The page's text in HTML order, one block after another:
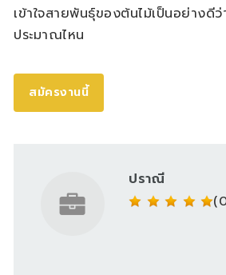
เข้าใจสายพันธุ์ของต้นไม้เป็นอย่างดี
ประมาณไหน
สมัครงานนี้
ปราณี